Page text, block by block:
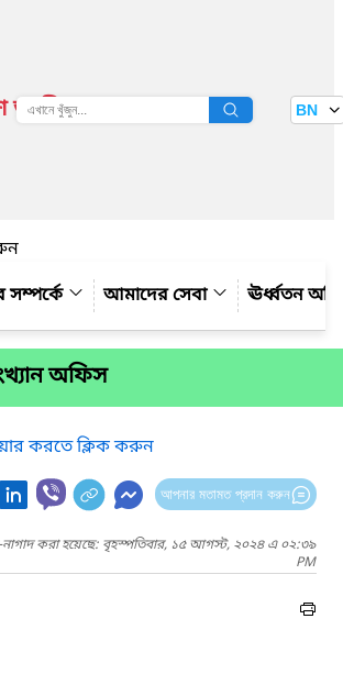
জাতীয় তথ্য বাতায়ন BN
আমাদের সেবা ঊর্ধ্বতন
অফিস
করতে ক্লিক করুন
আপনার মতামত প্রদান করুন
নাগাদ করা হয়েছে: বৃহস্পতিবার, ১৫ আগস্ট, ২০২৪ এ ০২:৩৯
PM